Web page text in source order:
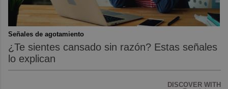
Señales de agotamiento
¿Te sientes cansado sin razón? Estas señales
lo explican
DISCOVER WITH